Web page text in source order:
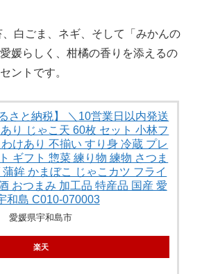
、白ごま、ネギ、そして「みかんの
媛らしく、柑橘の香りを添えるの
ントです。
るさと納税】 ＼10営業日以内発送
あり じゃこ天 60枚 セット 小林フ
けあり 不揃い すり身 冷蔵 プレ
ギフト 惣菜 練り物 練物 さつま
蒲鉾 かまぼこ じゃこカツ フライ
おつまみ 加工品 特産品 国産 愛
和島 C010-070003
愛媛県宇和島市
楽天